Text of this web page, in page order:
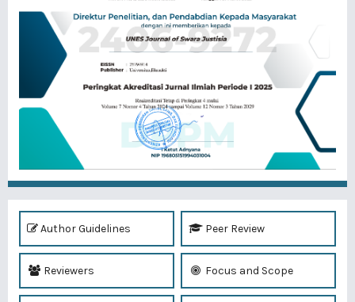
Author Guidelines Peer Review
Reviewers Focus and Scope